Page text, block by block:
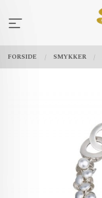
innholdet
FORSIDE SMYKKER